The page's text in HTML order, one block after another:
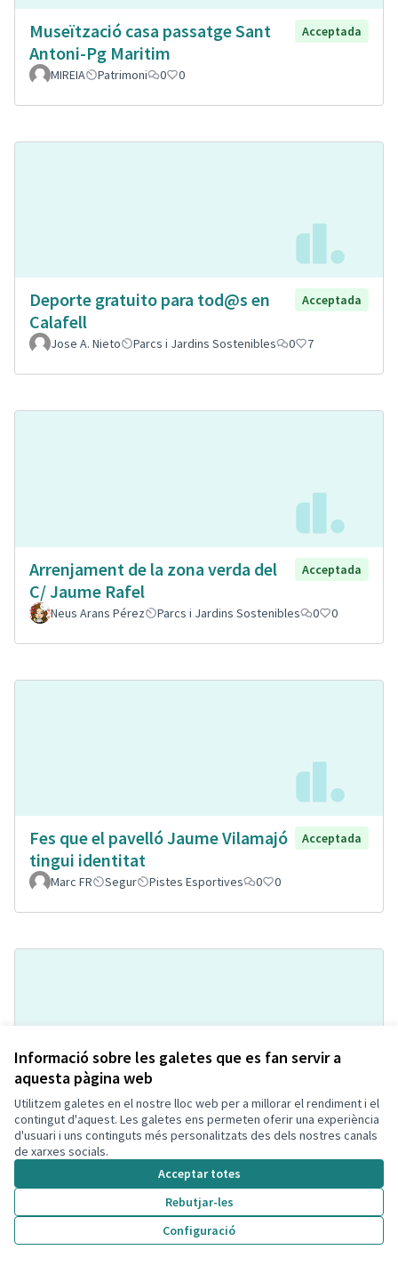
Informació sobre les galetes que es fan servir a
aquesta pàgina web
Utilitzem galetes en el nostre lloc web per a millorar el rendiment i el
contingut d'aquest. Les galetes ens permeten oferir una experiència
d'usuari i uns continguts més personalitzats des dels nostres canals
de xarxes socials.
Acceptar totes
Rebutjar-les
Configuració
Museïtzació casa passatge Sant
Antoni-Pg Maritim
Acceptada
MIREIA Patrimoni 0 0
Deporte gratuito para tod@s en
Calafell
Acceptada
Jose A. Nieto Parcs i Jardins Sostenibles 0 7
Arrenjament de la zona verda del
C/ Jaume Rafel
Acceptada
Neus Arans Pérez Parcs i Jardins Sostenibles 0 0
Fes que el pavelló Jaume Vilamajó
tingui identitat
Acceptada
Marc FR Segur Pistes Esportives 0 0
Pipi-can a la Bòbila de Calafell
Acceptada
Montse Hill
Espai per mascotes 0 2